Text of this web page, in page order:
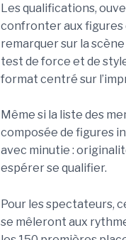
Les qualifications,
confronter aux figures
remarquer sur la
test de force et de
format centré sur
Même si la liste des
composée de figures
avec minutie :
espérer se qualifier.
Pour les spectateurs,
se mêleront aux